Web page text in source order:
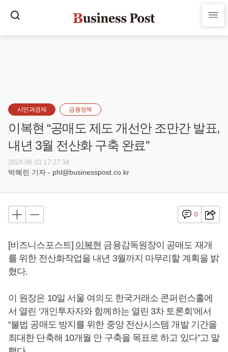
시민과경제 금융정책
이복현 “공매도 제도 개선안 조만간 발표,
내년 3월 전산화 구축 완료”
2024-06-10 17:27:34
박혜린 기자 - phl@businesspost.co.kr
0
[비즈니스포스트] 이복현 금융감독원장이 공매도 재개
를 위한 전산화작업을 내년 3월까지 마무리할 계획을 밝
혔다.
이 원장은 10일 서울 여의도 한국거래소 콘퍼런스홀에
서 열린 ‘개인투자자와 함께하는 열린 3차 토론회’에서
“불법 공매도 방지를 위한 중앙 전산시스템 개발 기간을
최대한 단축해 10개월 안 구축을 목표로 하고 있다”고 말